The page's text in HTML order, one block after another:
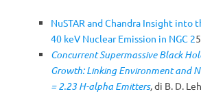
NuSTAR and Chandra Insight into
40 keV Nuclear Emission in NGC 2
Concurrent Supermassive Black
Growth: Linking Environment and
= 2.23 H-alpha Emitters,di B. D.